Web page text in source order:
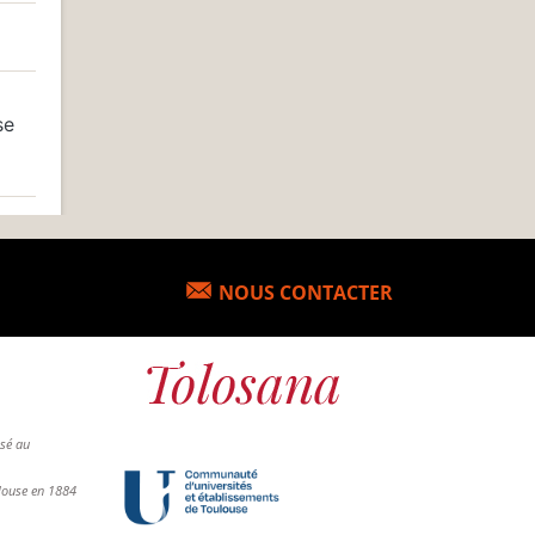
NOUS CONTACTER
au
en 1884